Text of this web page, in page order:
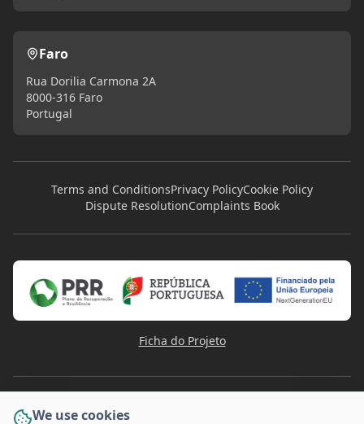
We use cookies
Faro
Rua Dorilia Carmona 2A
8000-316 Faro
Portugal
Terms and ConditionsPrivacy PolicyCookie Policy
Dispute ResolutionComplaints Book
Ficha do Projeto